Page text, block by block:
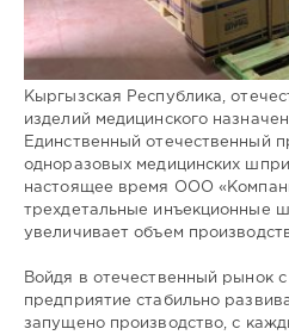
Кыргызская Республика,
изделий медицинского
Единственный отечественный
одноразовых медицинских
настоящее время ООО
трехдетальные инъекционные
увеличивает объем
Войдя в отечественный рынок
предприятие стабильно
запущено производство, с